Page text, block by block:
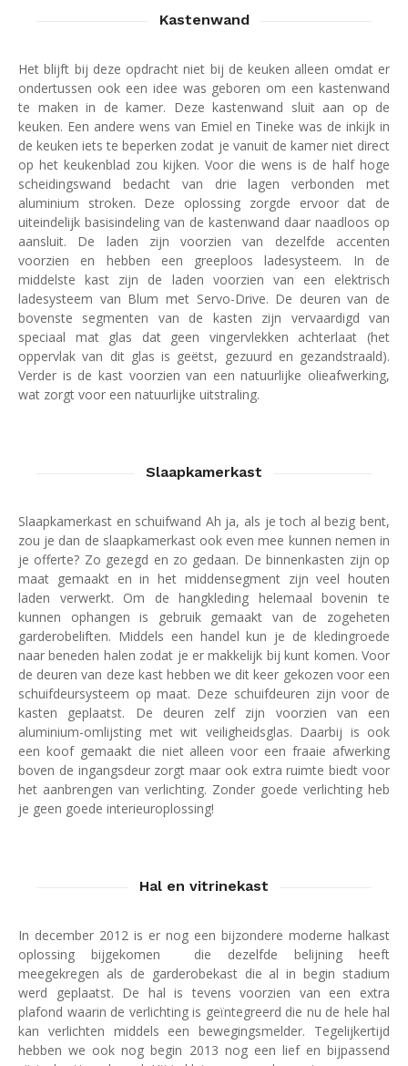
Kastenwand
Het blijft bij deze opdracht niet bij de keuken alleen omdat er
ondertussen ook een idee was geboren om een kastenwand
te maken in de kamer. Deze kastenwand sluit aan op de
keuken. Een andere wens van Emiel en Tineke was de inkijk in
de keuken iets te beperken zodat je vanuit de kamer niet direct
op het keukenblad zou kijken. Voor die wens is de half hoge
scheidingswand bedacht van drie lagen verbonden met
aluminium stroken. Deze oplossing zorgde ervoor dat de
uiteindelijk basisindeling van de kastenwand daar naadloos op
aansluit. De laden zijn voorzien van dezelfde accenten
voorzien en hebben een greeploos ladesysteem. In de
middelste kast zijn de laden voorzien van een elektrisch
ladesysteem van Blum met Servo-Drive. De deuren van de
bovenste segmenten van de kasten zijn vervaardigd van
speciaal mat glas dat geen vingervlekken achterlaat (het
oppervlak van dit glas is geëtst, gezuurd en gezandstraald).
Verder is de kast voorzien van een natuurlijke olieafwerking,
wat zorgt voor een natuurlijke uitstraling.
Slaapkamerkast
Slaapkamerkast en schuifwand Ah ja, als je toch al bezig bent,
zou je dan de slaapkamerkast ook even mee kunnen nemen in
je offerte? Zo gezegd en zo gedaan. De binnenkasten zijn op
maat gemaakt en in het middensegment zijn veel houten
laden verwerkt. Om de hangkleding helemaal bovenin te
kunnen ophangen is gebruik gemaakt van de zogeheten
garderobeliften. Middels een handel kun je de kledingroede
naar beneden halen zodat je er makkelijk bij kunt komen. Voor
de deuren van deze kast hebben we dit keer gekozen voor een
schuifdeursysteem op maat. Deze schuifdeuren zijn voor de
kasten geplaatst. De deuren zelf zijn voorzien van een
aluminium-omlijsting met wit veiligheidsglas. Daarbij is ook
een koof gemaakt die niet alleen voor een fraaie afwerking
boven de ingangsdeur zorgt maar ook extra ruimte biedt voor
het aanbrengen van verlichting. Zonder goede verlichting heb
je geen goede interieuroplossing!
Hal en vitrinekast
In december 2012 is er nog een bijzondere moderne halkast
oplossing bijgekomen die dezelfde belijning heeft
meegekregen als de garderobekast die al in begin stadium
werd geplaatst. De hal is tevens voorzien van een extra
plafond waarin de verlichting is geïntegreerd die nu de hele hal
kan verlichten middels een bewegingsmelder. Tegelijkertijd
hebben we ook nog begin 2013 nog een lief en bijpassend